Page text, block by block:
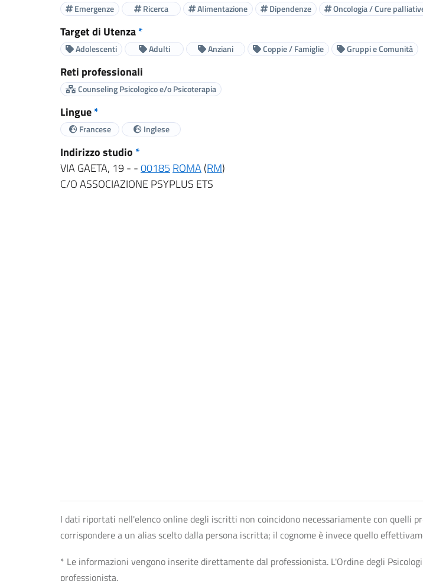
Emergenze Ricerca Alimentazione Dipendenze Oncologia / Cure
Target di Utenza*
Adolescenti Adulti Anziani Coppie / Famiglie Gruppi e Comunità
Reti professionali
Counseling Psicologico e/o Psicoterapia
Lingue*
Francese Inglese
Indirizzo studio *
VIA GAETA, 19 - -00185 ROMA(RM)
C/O ASSOCIAZIONE PSYPLUS ETS
I dati riportati nell'elenco online degli iscritti non coincidono necessariamente con quelli
corrispondere a un alias scelto dalla persona iscritta; il cognome è invece quello
* Le informazioni vengono inserite direttamente dal professionista. L'Ordine degli
professionista.